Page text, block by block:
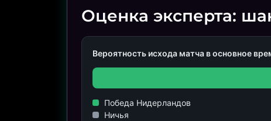
Оценка эксперта:
Вероятность исхода матча в основное
Победа Нидерландов
Ничья